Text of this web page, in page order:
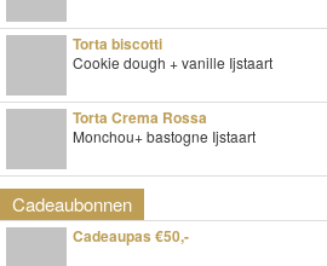
Torta biscotti
Cookie dough + vanille Ijstaart
Torta Crema Rossa
Monchou+ bastogne Ijstaart
Cadeaubonnen
Cadeaupas €50,-